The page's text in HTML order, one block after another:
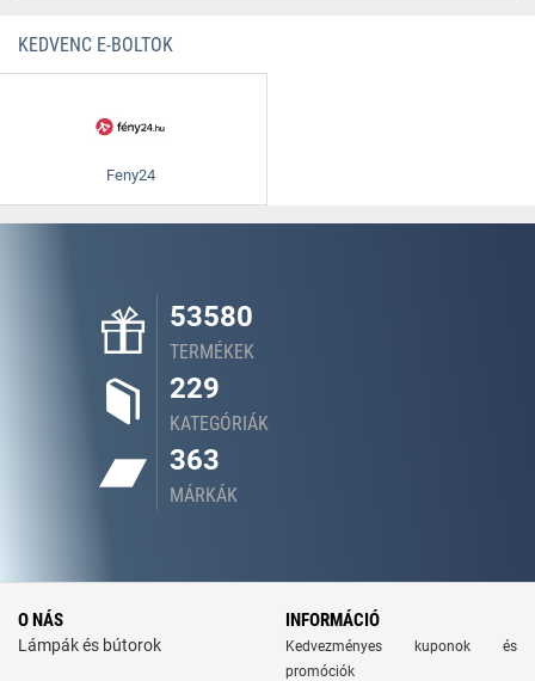
KEDVENC E-BOLTOK
Feny24
53580
TERMÉKEK
229
KATEGÓRIÁK
363
MÁRKÁK
O NÁS
Lámpák és bútorok
INFORMÁCIÓ
Kedvezményes kuponok és
promóciók